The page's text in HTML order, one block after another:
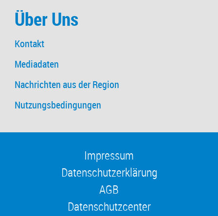
Über Uns
Kontakt
Mediadaten
Nachrichten aus der Region
Nutzungsbedingungen
Impressum
Datenschutzerklärung
AGB
Datenschutzcenter